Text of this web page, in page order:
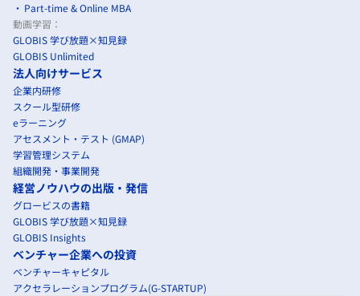
Part-time & Online MBA
動画学習：
GLOBIS 学び放題×知見録
GLOBIS Unlimited
法人向けサービス
企業内研修
スクール型研修
eラーニング
アセスメント・テスト (GMAP)
学習管理システム
組織開発・事業開発
経営ノウハウの出版・発信
グロービスの書籍
GLOBIS 学び放題×知見録
GLOBIS Insights
ベンチャー企業への投資
ベンチャーキャピタル
アクセラレーションプログラム(G-STARTUP)